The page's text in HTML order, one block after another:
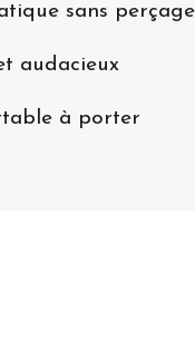
sans perçage
audacieux
à porter